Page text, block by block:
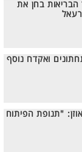
הבריאות בחן את
ואקדח נוסף
"תנופת הפיתוח